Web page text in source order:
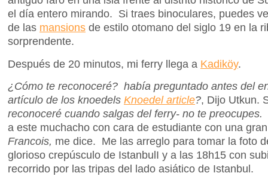
el día entero mirando. Si traes binoculares, puedes
de las mansions de estilo otomano del siglo 19 en la
sorprendente.
Después de 20 minutos, mi ferry llega a Kadiköy.
¿Cómo te reconoceré? había preguntado antes del
artículo de los knoedels Knoedel article?, Dijo Utkun.
reconoceré cuando salgas del ferry- no te preocupes.
a este muchacho con cara de estudiante con una
Francois, me dice. Me las arreglo para tomar la foto
glorioso crepúsculo de IstanbulI y a las 18h15 con
recorrido por las tripas del lado asiático de Istanbul.